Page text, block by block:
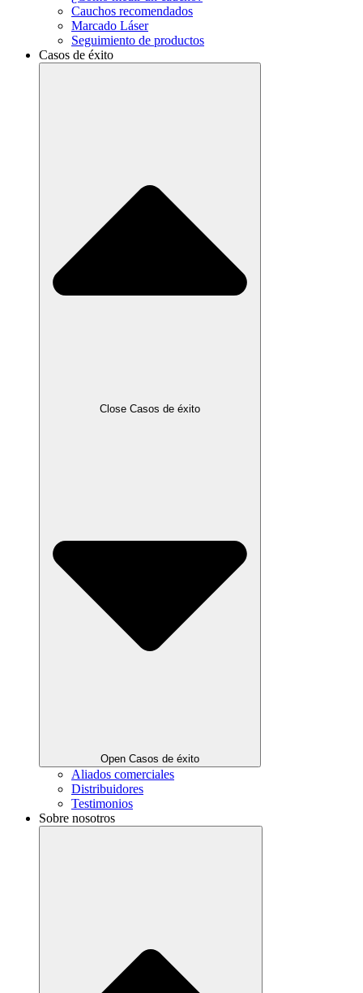
Cauchos recomendados
Marcado Láser
Seguimiento de productos
Casos de éxito
Close Casos de éxito
Open Casos de éxito
Aliados comerciales
Distribuidores
Testimonios
Sobre nosotros